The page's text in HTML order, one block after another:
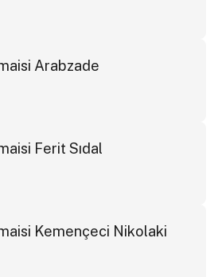
Arabzade
Ferit Sıdal
Kemençeci Nikolaki